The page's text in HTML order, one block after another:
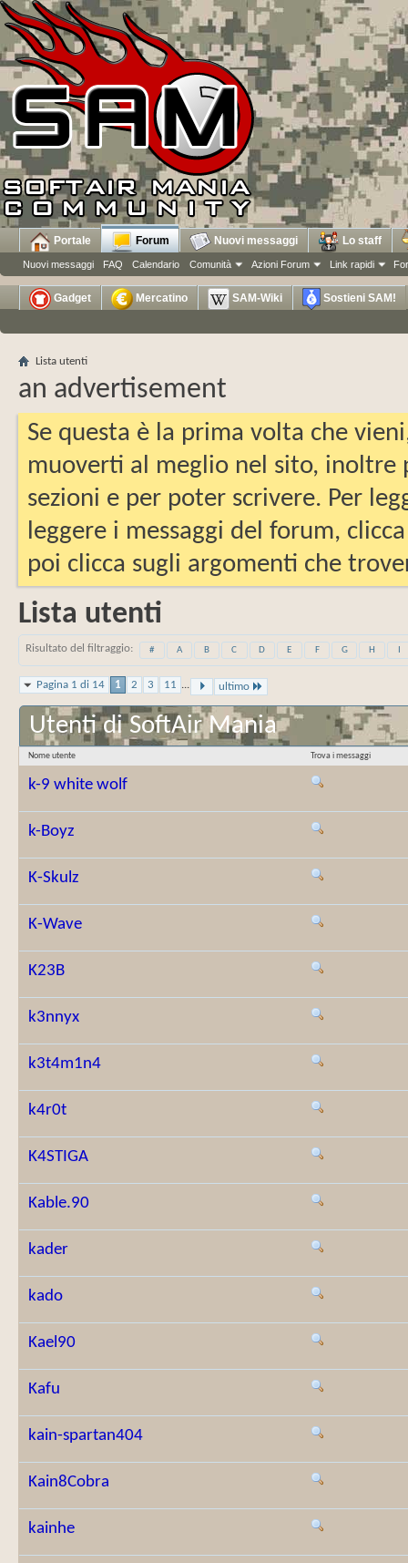
Portale Forum
Nuovi messaggi FAQ Calendario Comunità Azioni Forum Link rapidi
Nuovi messaggi Lo staff
Gadget Mercatino SAM-Wiki Sostieni SAM!
Lista utenti
an advertisement
Se questa è la prima volta che
muoverti al meglio nel sito, inoltre
sezioni e per poter scrivere. Per
leggere i messaggi del forum,
poi clicca sugli argomenti che
Lista utenti
Risultato del filtraggio # A B C D E F G H
Pagina 1 di 14 1 2 3 11 ... ultimo
Utenti di SoftAir Mania
Nome utente Trova i messaggi
k-9 white wolf
k-Boyz
K-Skulz
K-Wave
K23B
k3nnyx
k3t4m1n4
k4r0t
K4STIGA
Kable.90
kader
kado
Kael90
Kafu
kain-spartan404
Kain8Cobra
kainhe